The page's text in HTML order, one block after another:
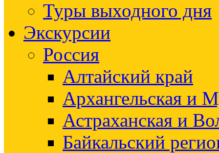
Туры выходного дня
Экскурсии
Россия
Алтайский край
Архангельская и
Астраханская и
Байкальский